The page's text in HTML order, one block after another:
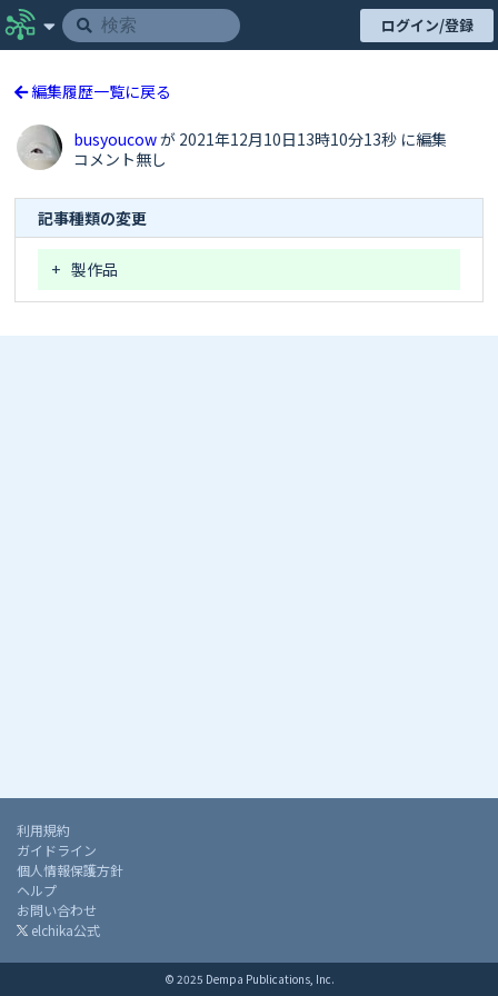
ログイン/登録
編集履歴一覧に戻る
busyoucowが 2021年12月10日13時10分13秒 に編集
コメント無し
記事種類の変更
+ 製作品
利用規約
ガイドライン
個人情報保護方針
ヘルプ
お問い合わせ
elchika公式
© 2025 Dempa Publications, Inc.